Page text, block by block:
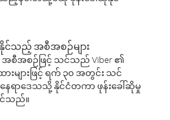
င်သည့် အစီအစဉ်များ
အစီအစဉ်ဖြင့် သင်သည် Viber ၏
များဖြင့် ရက် ၃၀ အတွင်း သင်
ရာဒေသသို့ နိုင်ငံတကာ ဖုန်းခေါ်ဆိုမှု
င်သည်။